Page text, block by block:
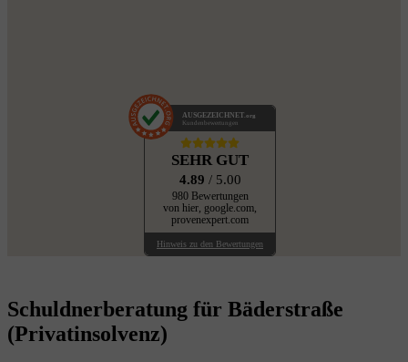
AUSGEZEICHNET .org
Kundenbewertungen
SEHR GUT
4.89 / 5.00
980 Bewertungen
von hier, google.com,
provenexpert.com
Hinweis zu den Bewertungen
Schuldnerberatung für Bäderstraße
(Privatinsolvenz)